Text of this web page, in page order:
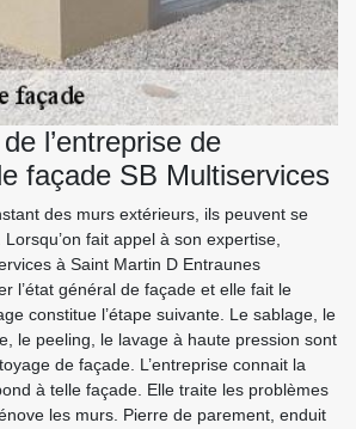
l’entreprise de
façade SB Multiservices
des murs extérieurs, ils peuvent se
fait appel à son expertise,
à Saint Martin D Entraunes
l’état général de façade et elle fait le
constitue l’étape suivante. Le sablage, le
le peeling, le lavage à haute pression sont
de façade. L’entreprise connait la
à telle façade. Elle traite les problèmes
les murs. Pierre de parement, enduit